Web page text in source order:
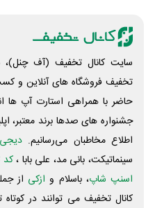
سایت کانال تخفیف (آف چنل)،
تخفیف فروشگاه های آنلاین و
حاضر با همراهی استارت آپ ها
جشنواره های صدها برند معتبر،
اطلاع مخاطبان می‌رسانیم.
سینماتیکت، بانی مد، علی‌ بابا ،کد
اسنپ شاپ، باسلام و ازکی از
کانال تخفیف می توانند در